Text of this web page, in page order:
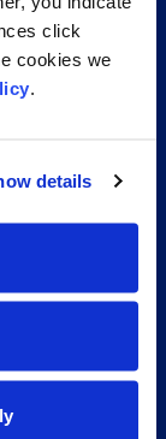
click
cookies we
details